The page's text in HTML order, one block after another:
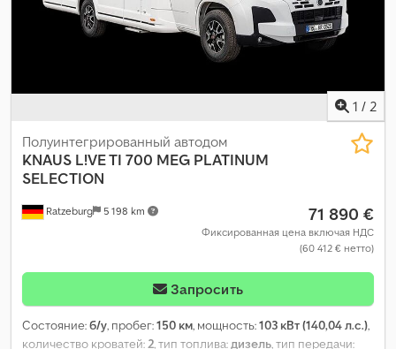
1 / 2
Ratzeburg 5 198 km
Полуинтегрированный автодом
KNAUS L!VE TI 700 MEG PLATINUM
SELECTION
71 890 €
Фиксированная цена включая НДС
(60 412 € нетто)
Запросить
Состояние:б/у, пробег:150 км, мощность:103 кВт (140,04 л.с.),
количество кроватей: 2 , тип топлива:дизель , тип передачи: